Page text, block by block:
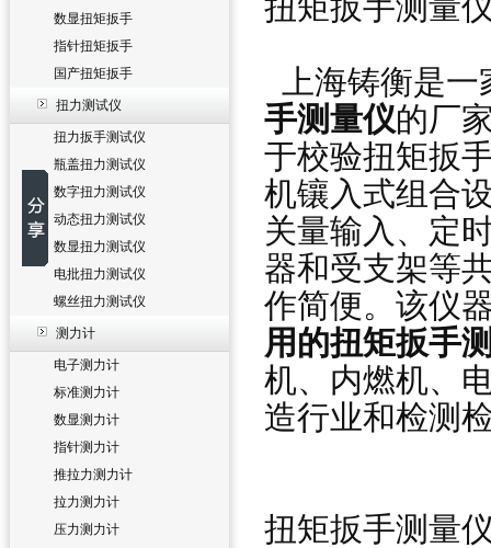
数显扭矩扳手
指针扭矩扳手
国产扭矩扳手
扭力测试仪
扭力扳手测试仪
瓶盖扭力测试仪
数字扭力测试仪
动态扭力测试仪
数显扭力测试仪
电批扭力测试仪
螺丝扭力测试仪
测力计
电子测力计
标准测力计
数显测力计
指针测力计
推拉力测力计
拉力测力计
压力测力计
上海铸衡是一
手测量仪的厂
于校验扭矩扳
机镶入式组合
关量输入、定
器和受支架等
作简便。该仪
用的扭矩扳手
机、内燃机、
造行业和检测
扭矩扳手测量